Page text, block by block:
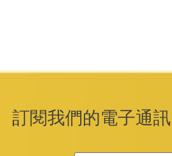
訂閱我們的電子通訊